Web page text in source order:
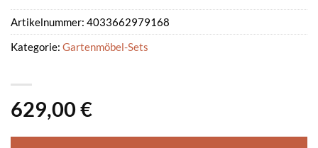
629,00 €
Artikelnummer: 4033662979168
Kategorie: Gartenmöbel-Sets